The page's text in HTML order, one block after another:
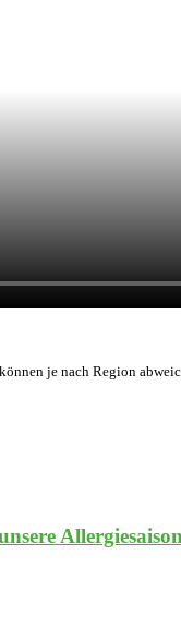
je nach Region